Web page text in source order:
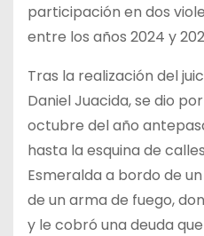
participación en dos
entre los años 2024 y
Tras la realización del
Daniel Juacida, se dio
octubre del año
hasta la esquina de
Esmeralda a bordo de
de un arma de fuego,
y le cobró una deuda